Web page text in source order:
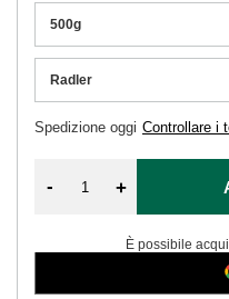
500g
Radler
Spedizione oggi Controllare i
- +
È possibile